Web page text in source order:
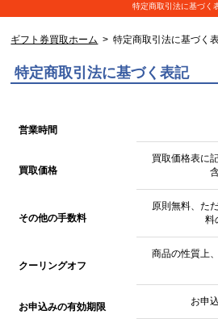
特定商取引法に基づく
ギフト券買取ホーム > 特定商取引法に基づく
特定商取引法に基づく表記
営業時間
買取価格
買取価格表に
その他の手数料
原則無料、た
料
クーリングオフ
商品の性質上
お申込みの有効期限 お申